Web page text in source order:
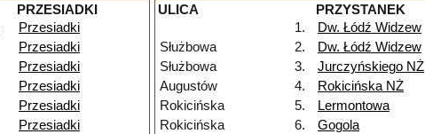
PRZESIADKI
Przesiadki
Przesiadki
Przesiadki
Przesiadki
Przesiadki
Przesiadki
ULICA
PRZYSTANEK
1.
Dw. Łódź Widzew
Służbowa
2. Dw. Łódź Widzew
Służbowa
3. Jurczyńskiego NŻ
Augustów
4. Rokicińska NŻ
Rokicińska
5. Lermontowa
Rokicińska
6. Gogola